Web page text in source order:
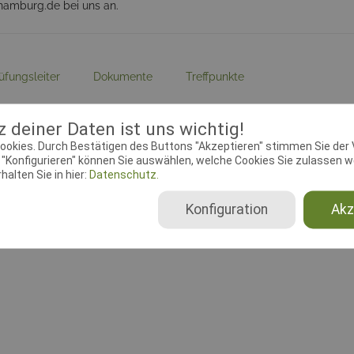
deiner Daten ist uns wichtig!
Durch Bestätigen des Buttons "Akzeptieren" stimmen Sie der
können Sie auswählen, welche Cookies Sie zulassen
Sie in hier: Datenschutz.
Konfiguration
bei uns an.
Dokumente Treffpunkte
FCI-Stö.Pr.: 25 Startplätze
IPO, IPO FH, FCI-UPr, FCI-SPr,
Ausrichtender Verein: